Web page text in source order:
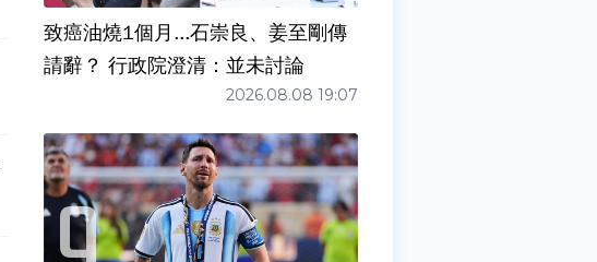
致癌油燒1個月...石崇良、姜至剛傳
請辭？ 行政院澄清：並未討論
2026.08.08 19:07